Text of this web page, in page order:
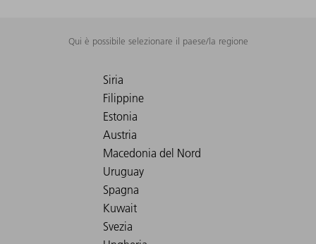
Qui è possibile selezionare il paese/la regione